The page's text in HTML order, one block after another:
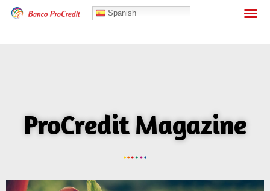
Spanish
ProCredit Magazine